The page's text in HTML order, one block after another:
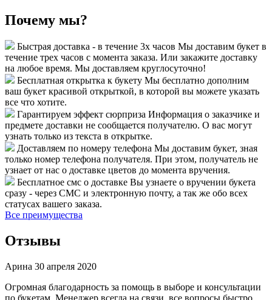
Почему мы?
Быстрая доставка - в течение 3х часов Мы доставим букет в
течение трех часов с момента заказа. Или закажите доставку
на любое время. Мы доставляем круглосуточно!
Бесплатная открытка к букету Мы бесплатно дополним
ваш букет красивой открыткой, в которой вы можете указать
все что хотите.
Гарантируем эффект сюрприза Информация о заказчике и
предмете доставки не сообщается получателю. О вас могут
узнать только из текста в открытке.
Доставляем по номеру телефона Мы доставим букет, зная
только номер телефона получателя. При этом, получатель не
узнает от нас о доставке цветов до момента вручения.
Бесплатное смс о доставке Вы узнаете о вручении букета
сразу - через СМС и электронную почту, а так же обо всех
статусах вашего заказа.
Все преимущества
Отзывы
Арина 30 апреля 2020
Огромная благодарность за помощь в выборе и консультации